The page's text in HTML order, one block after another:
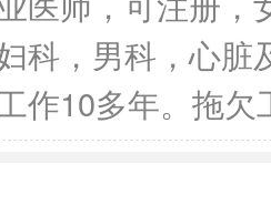
科，男科，心脏
作10多年。拖欠